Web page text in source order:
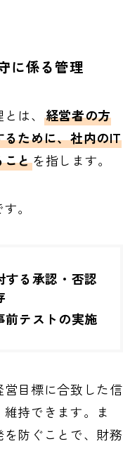
に係る管理
は、 経営者の方
ために、社内のIT
ことを指します。
。
する承認・否認
前テストの実施
目標に合致した信
持できます。ま
防ぐことで、財務